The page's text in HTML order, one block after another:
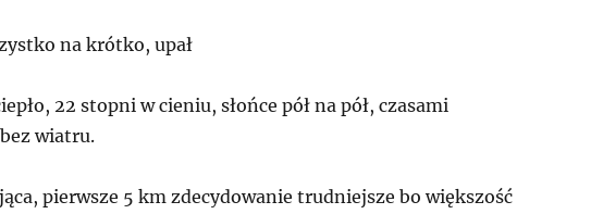
na krótko, upał
22 stopni w cieniu, słońce pół na pół, czasami
wiatru.
pierwsze 5 km zdecydowanie trudniejsze bo większość